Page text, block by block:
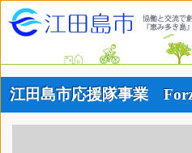
江田島市応援隊事業